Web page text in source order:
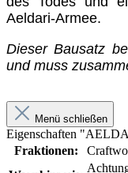
Aeldari-Armee.
Dieser Bausatz
und muss
Menü schließen
Eigenschaften
Fraktionen: